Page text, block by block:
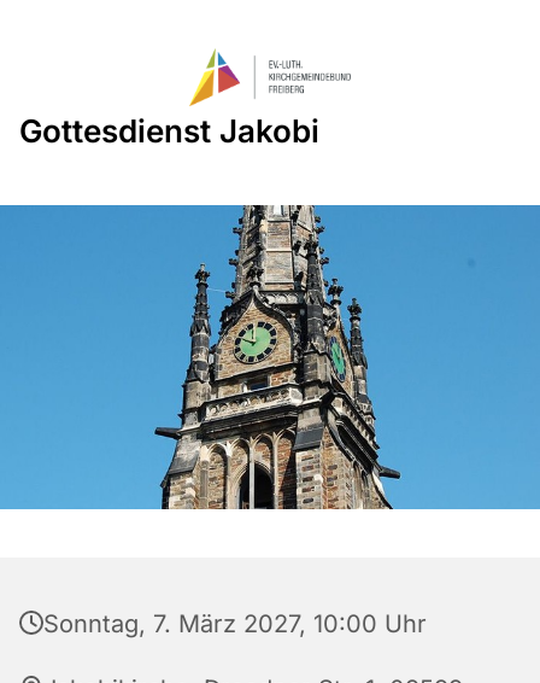
Gottesdienst Jakobi
Sonntag, 7. März 2027, 10:00 Uhr